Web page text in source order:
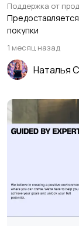
Поддержка от
покупки
1 месяц назад
Наталья